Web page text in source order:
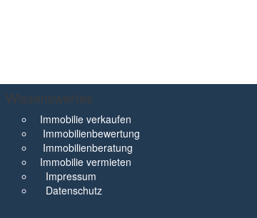
Wissenswertes
Immobilie verkaufen
Immobilienbewertung
Immobilienberatung
Immobilie vermieten
Impressum
Datenschutz